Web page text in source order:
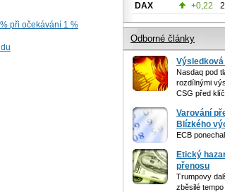
při očekávání 1 %
DAX
+0,22
Odborné články
Výsledková
Nasdaq pod
rozdílnými
CSG před
Varování
Blízkého
ECB
Etický
přenosu
Trumpovy
zběsilé